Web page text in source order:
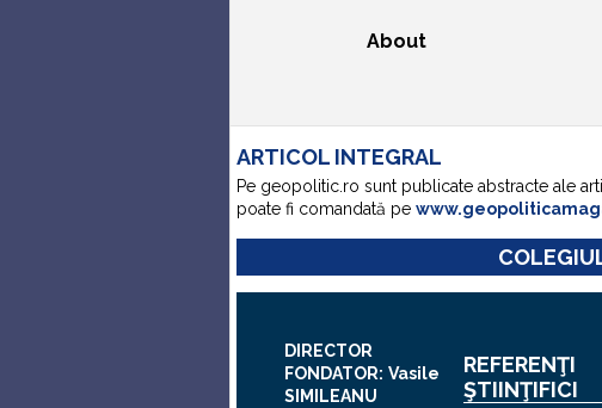
About
ARTICOL INTEGRAL
Pe geopolitic.ro sunt publicate abstracte ale
poate fi comandată pe
DIRECTOR
FONDATOR: Vasile
SIMILEANU
REFERENŢI
ŞTIINŢIFICI